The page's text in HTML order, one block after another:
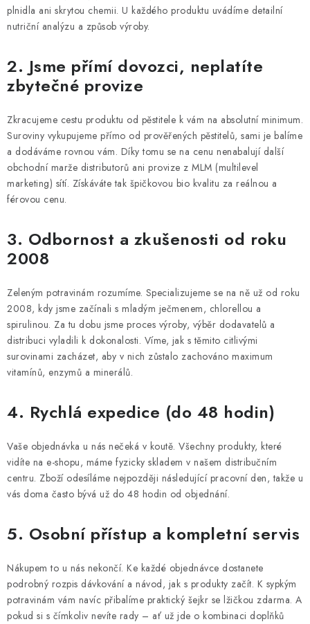
plnidla ani skrytou chemii. U každého produktu uvádíme detailní
nutriční analýzu a způsob výroby.
2. Jsme přímí dovozci, neplatíte
zbytečné provize
Zkracujeme cestu produktu od pěstitele k vám na absolutní minimum.
Suroviny vykupujeme přímo od prověřených pěstitelů, sami je balíme
a dodáváme rovnou vám. Díky tomu se na cenu nenabalují další
obchodní marže distributorů ani provize z MLM (multilevel
marketing) sítí. Získáváte tak špičkovou bio kvalitu za reálnou a
férovou cenu.
3. Odbornost a zkušenosti od roku
2008
Zeleným potravinám rozumíme. Specializujeme se na ně už od roku
2008, kdy jsme začínali s mladým ječmenem, chlorellou a
spirulinou. Za tu dobu jsme proces výroby, výběr dodavatelů a
distribuci vyladili k dokonalosti. Víme, jak s těmito citlivými
surovinami zacházet, aby v nich zůstalo zachováno maximum
vitamínů, enzymů a minerálů.
4. Rychlá expedice (do 48 hodin)
Vaše objednávka u nás nečeká v koutě. Všechny produkty, které
vidíte na e-shopu, máme fyzicky skladem v našem distribučním
centru. Zboží odesíláme nejpozději následující pracovní den, takže u
vás doma často bývá už do 48 hodin od objednání.
5. Osobní přístup a kompletní servis
Nákupem to u nás nekončí. Ke každé objednávce dostanete
podrobný rozpis dávkování a návod, jak s produkty začít. K sypkým
potravinám vám navíc přibalíme praktický šejkr se lžičkou zdarma. A
pokud si s čímkoliv nevíte rady – ať už jde o kombinaci doplňků